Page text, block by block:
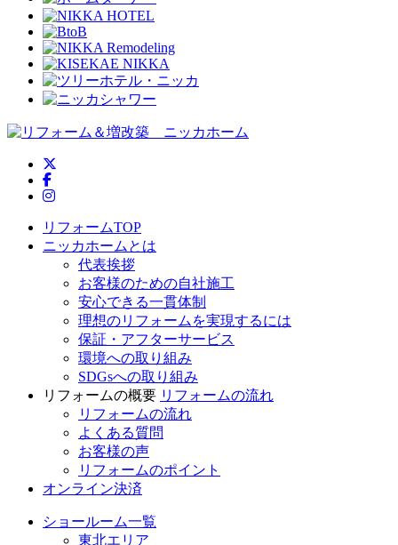
ニッカホーム公式Facebook
ニッカホーム公式Instagram
リフォームTOP
ニッカホームとは
代表挨拶
お客様のための自社施工
安心できる一貫体制
理想のリフォームを実現するには
保証・アフターサービス
環境への取り組み
SDGsへの取り組み
リフォームの概要 リフォームの流れ
リフォームの流れ
よくある質問
お客様の声
リフォームのポイント
オンライン決済
ショールーム一覧
東北エリア